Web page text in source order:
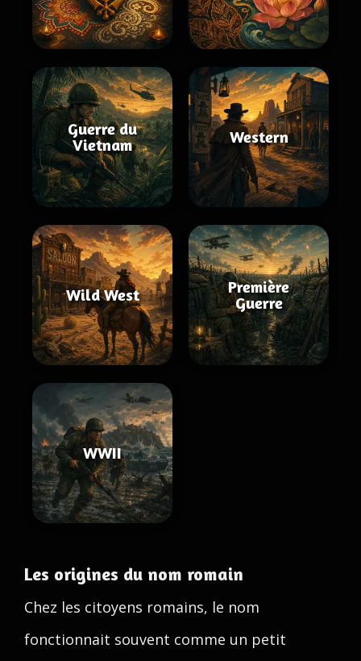
Guerre du
Vietnam
Western
Wild West
Première
Guerre
WWII
Les origines du nom romain
Chez les citoyens romains, le nom
fonctionnait souvent comme un petit